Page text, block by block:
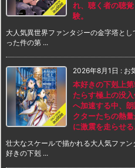
れ、聴く者の聴
験。
大人気異世界ファンタジーの金字塔と
った件の第 ...
2026年8月1日 : お
本好きの下剋上
たらす極上の没
へ加速する中、
クターたちの熱
に激震を走らせる
壮大なスケールで描かれる大人気ファ
好きの下剋 ...